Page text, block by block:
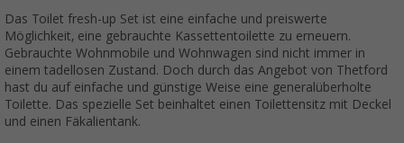
Das Toilet fresh-up Set ist eine einfache und preiswerte
Möglichkeit, eine gebrauchte Kassettentoilette zu erneuern.
Gebrauchte Wohnmobile und Wohnwagen sind nicht immer in
einem tadellosen Zustand. Doch durch das Angebot von Thetford
hast du auf einfache und günstige Weise eine generalüberholte
Toilette. Das spezielle Set beinhaltet einen Toilettensitz mit Deckel
und einen Fäkalientank.